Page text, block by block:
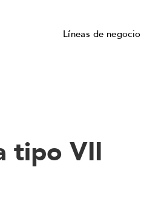
Líneas de negocio
tipo VII